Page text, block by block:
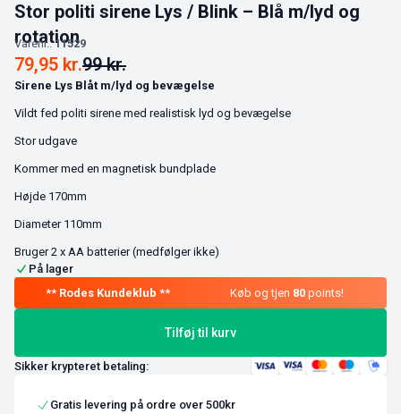
Stor politi sirene Lys / Blink – Blå m/lyd og
rotation
Varenr.:11529
99kr.
79,95 kr.
Sirene Lys Blåt m/lyd og bevægelse
Vildt fed politi sirene med realistisk lyd og bevægelse
Stor udgave
Kommer med en magnetisk bundplade
Højde 170mm
Diameter 110mm
Bruger 2 x AA batterier (medfølger ikke)
På lager
Køb og tjen 80points!
Tilføj til kurv
Sikker krypteret betaling:
Gratis levering på ordre over 500kr